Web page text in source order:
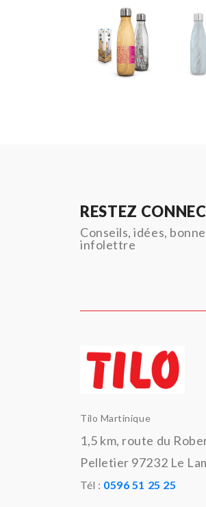
RESTEZ
Conseils, idées,
infolettre
Tilo Martinique
1,5 km, route du
Pelletier 97232 Le
Tél : 0596 51 25 25